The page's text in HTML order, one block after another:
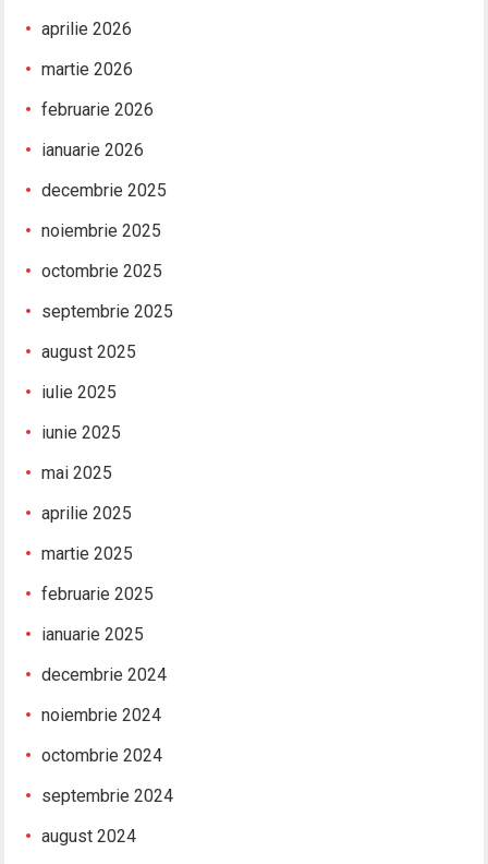
aprilie 2026
martie 2026
februarie 2026
ianuarie 2026
decembrie 2025
noiembrie 2025
octombrie 2025
septembrie 2025
august 2025
iulie 2025
iunie 2025
mai 2025
aprilie 2025
martie 2025
februarie 2025
ianuarie 2025
decembrie 2024
noiembrie 2024
octombrie 2024
septembrie 2024
august 2024